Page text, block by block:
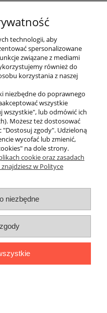
podane kryteria.
strony
Shoper.pl
technologii, aby
spersonalizowane
związane z mediami
również do
korzystania z naszej
niezbędne do poprawnego
wszystkie
wszystkie", lub odmówić ich
Możesz też dostosować
zgody". Udzieloną
wycofać lub zmienić,
na dole strony.
cookie oraz zasadach
w Polityce
niezbędne